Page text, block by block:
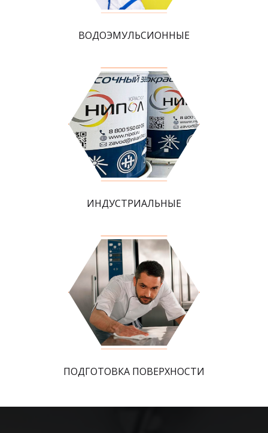
ВОДОЭМУЛЬСИОННЫЕ
ИНДУСТРИАЛЬНЫЕ
ПОДГОТОВКА ПОВЕРХНОСТИ